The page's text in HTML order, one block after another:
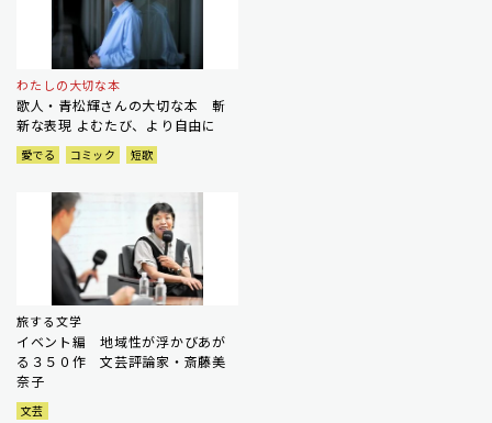
わたしの大切な本
歌人・青松輝さんの大切な本 斬
新な表現 よむたび、より自由に
愛でる コミック 短歌
旅する文学
イベント編 地域性が浮かびあが
る３５０作 文芸評論家・斎藤美
奈子
文芸